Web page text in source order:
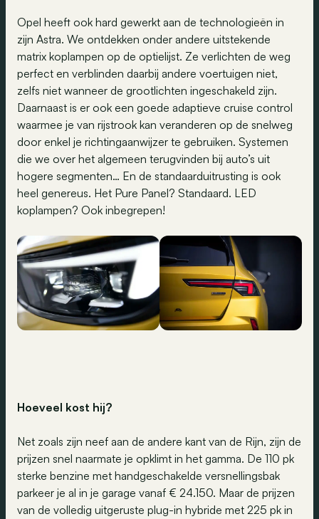
Opel heeft ook hard gewerkt aan de technologieën in
zijn Astra. We ontdekken onder andere uitstekende
matrix koplampen op de optielijst. Ze verlichten de weg
perfect en verblinden daarbij andere voertuigen niet,
zelfs niet wanneer de grootlichten ingeschakeld zijn.
Daarnaast is er ook een goede adaptieve cruise control
waarmee je van rijstrook kan veranderen op de snelweg
door enkel je richtingaanwijzer te gebruiken. Systemen
die we over het algemeen terugvinden bij auto’s uit
hogere segmenten… En de standaarduitrusting is ook
heel genereus. Het Pure Panel? Standaard. LED
koplampen? Ook inbegrepen!
Hoeveel kost hij?
Net zoals zijn neef aan de andere kant van de Rijn, zijn de
prijzen snel naarmate je opklimt in het gamma. De 110 pk
sterke benzine met handgeschakelde versnellingsbak
parkeer je al in je garage vanaf € 24.150. Maar de prijzen
van de volledig uitgeruste plug-in hybride met 225 pk in